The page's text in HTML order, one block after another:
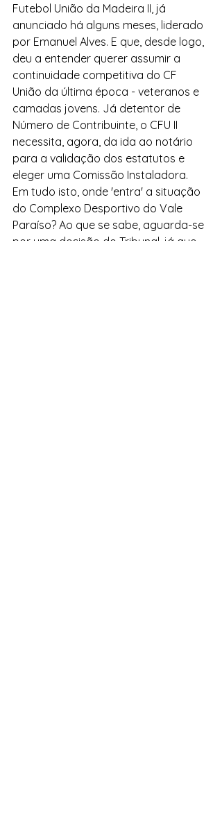
Futebol União da Madeira II, já
anunciado há alguns meses, liderado
por Emanuel Alves. E que, desde logo,
deu a entender querer assumir a
continuidade competitiva do CF
União da última época - veteranos e
camadas jovens. Já detentor de
Número de Contribuinte, o CFU II
necessita, agora, da ida ao notário
para a validação dos estatutos e
eleger uma Comissão Instaladora.
Em tudo isto, onde 'entra' a situação
do Complexo Desportivo do Vale
Paraíso? Ao que se sabe, aguarda-se
por uma decisão do Tribunal, já que